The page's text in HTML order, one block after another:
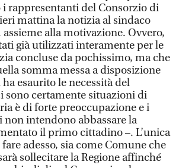
rappresentanti del Consorzio di
mattina la notizia al sindaco
assieme alla motivazione. Ovvero,
già utilizzati interamente per le
concluse da pochissimo, ma che
somma messa a disposizione
esaurito le necessità del
sono certamente situazioni di
è di forte preoccupazione e i
intendono abbassare la
il primo cittadino –. L’unica
adesso, sia come Comune che
sollecitare la Regione affinché